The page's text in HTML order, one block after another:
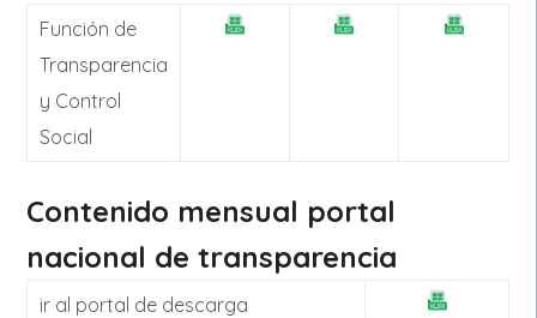
Función de
Transparencia
y Control
Social
Contenido mensual portal
nacional de transparencia
ir al portal de descarga